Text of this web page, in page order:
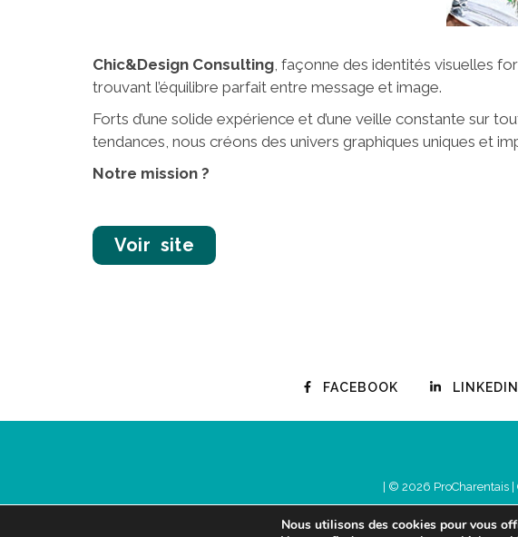
Chic&Design Consulting , façonne des identités visuelles
trouvant l’équilibre parfait entre message et image.
Forts d’une solide expérience et d’une veille constante sur
tendances, nous créons des univers graphiques uniques et
Notre mission ?
Voir site
FACEBOOK LINKEDIN
| © 2026 ProCharentais |
Nous utilisons des cookies pour vous